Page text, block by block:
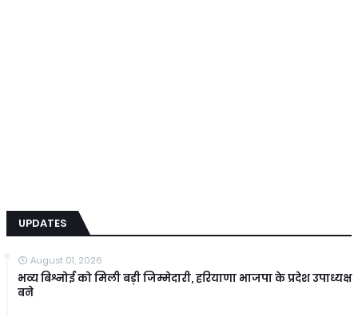
UPDATES
August 01, 2026
भव्य बिश्नोई को मिली बड़ी जिम्मेदारी, हरियाणा भाजपा के प्रदेश उपाध्यक्ष
बने